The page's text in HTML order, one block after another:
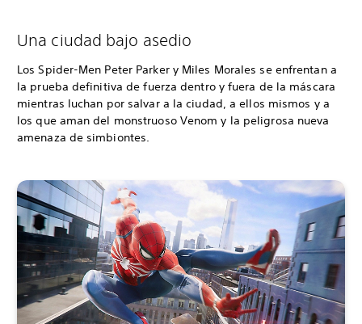
Una ciudad bajo asedio
Los Spider-Men Peter Parker y Miles Morales se enfrentan a
la prueba definitiva de fuerza dentro y fuera de la máscara
mientras luchan por salvar a la ciudad, a ellos mismos y a
los que aman del monstruoso Venom y la peligrosa nueva
amenaza de simbiontes.